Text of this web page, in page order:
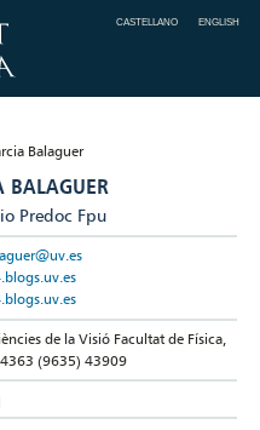
CASTELLANO ENGLISH
BALAGUER
Predoc Fpu
de la Visió Facultat de Física,
4363 (9635) 43909